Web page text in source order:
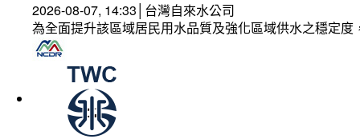
2026-08-07, 14:33│台灣自來水公司
為全面提升該區域居民用水品質及強化區域供水之穩定